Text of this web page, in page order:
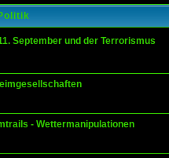
September und der Terrorismus
- Wettermanipulationen